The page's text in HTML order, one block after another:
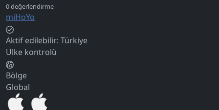
miHoYo
Aktif edilebilir: Türkiye
Ülke kontrolü
Bölge
Global